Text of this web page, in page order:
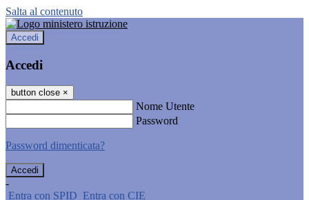
Salta al contenuto
Accedi
Accedi
button close ×
Nome Utente
Password
Password dimenticata?
-
Entra con SPID Entra con CIE